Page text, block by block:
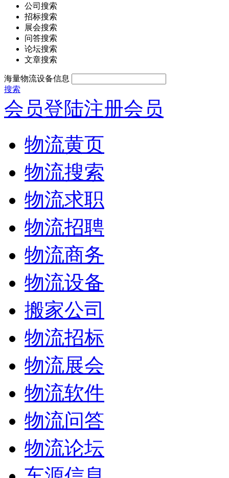
公司搜索
招标搜索
展会搜索
问答搜索
论坛搜索
文章搜索
海量物流设备信息
搜索
会员登陆注册会员
物流黄页
物流搜索
物流求职
物流招聘
物流商务
物流设备
搬家公司
物流招标
物流展会
物流软件
物流问答
物流论坛